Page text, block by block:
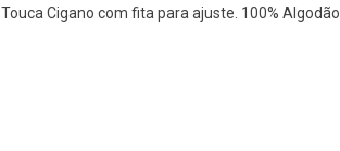
Touca Cigano com fita para ajuste. 100% Algodão.